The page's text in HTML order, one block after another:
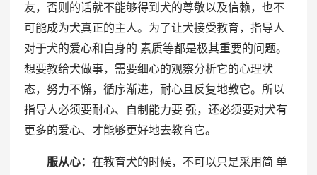
友，否则的话就不能够得到犬的尊敬以及信赖，也不
可能成为犬真正的主人。为了让犬接受教育，指导人
对于犬的爱心和自身的 素质等都是极其重要的问题。
想要教给犬做事，需要细心的观察分析它的心理状
态，努力不懈，循序渐进，耐心且反复地教它。所以
指导人必须要耐心、自制能力要 强，还必须要对犬有
更多的爱心、才能够更好地去教育它。
服从心： 在教育犬的时候，不可以只是采用简 单